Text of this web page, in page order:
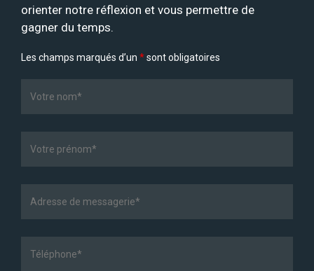
orienter notre réflexion et vous permettre de
gagner du temps.
Les champs marqués d’un *sont obligatoires